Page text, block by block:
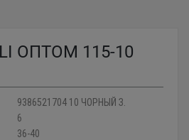
ОПТОМ 115-10
9386521704 10 ЧОРНЫЙ З.
6
36-40